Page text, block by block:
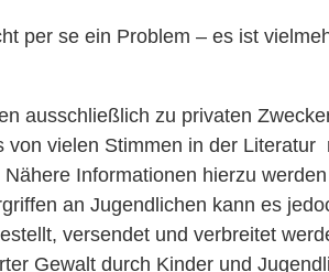
per se ein Problem – es ist
ausschließlich zu privaten
vielen Stimmen in der Literatur
Informationen hierzu
an Jugendlichen kann es
versendet und verbreitet
Gewalt durch Kinder und